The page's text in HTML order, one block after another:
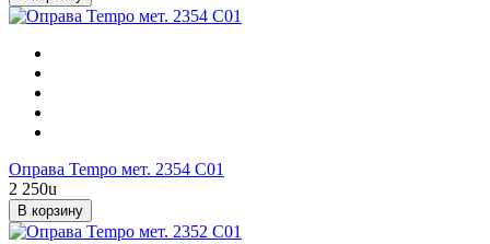
Оправа Tempo мет. 2354 С01
2 250u
В корзину